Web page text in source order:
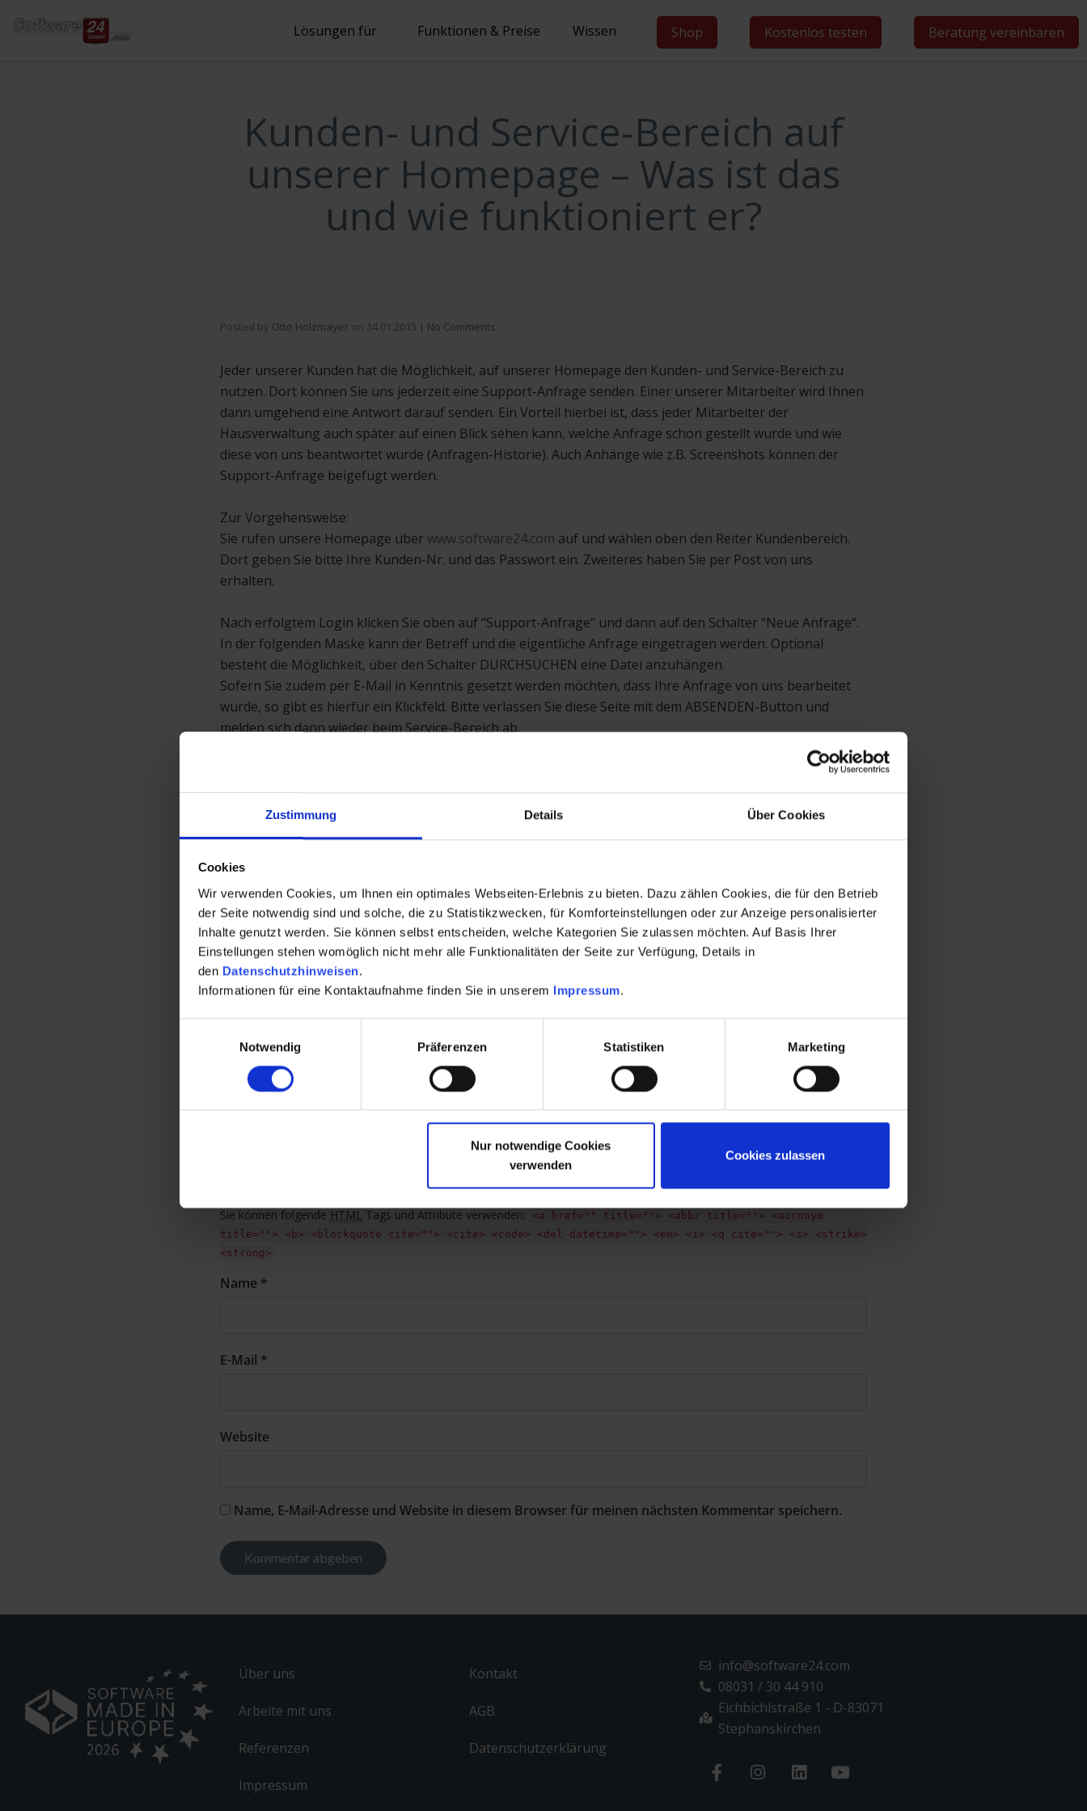
Zustimmung Details Über Cookies
Cookies
Wir verwenden Cookies, um Ihnen ein optimales Webseiten-Erlebnis zu bieten. Dazu zählen Cookies, die für den Betrieb
der Seite notwendig sind und solche, die zu Statistikzwecken, für Komforteinstellungen oder zur Anzeige personalisierter
Inhalte genutzt werden. Sie können selbst entscheiden, welche Kategorien Sie zulassen möchten. Auf Basis Ihrer
Einstellungen stehen womöglich nicht mehr alle Funktionalitäten der Seite zur Verfügung, Details in
den Datenschutzhinweisen.
Informationen für eine Kontaktaufnahme finden Sie in unserem Impressum.
Notwendig
Präferenzen Statistiken Marketing
Nur notwendige Cookies
verwenden
Cookies zulassen
springen
Lösungen für Funktionen & Preise Wissen Shop Kostenlos testen Beratung vereinbaren
Kunden- und Service-Bereich auf
unserer Homepage – Was ist das
und wie funktioniert er?
Posted by Otto Holzmayer on 14.01.2015 | No Comments
Jeder unserer Kunden hat die Möglichkeit, auf unserer Homepage den Kunden- und Service-Bereich zu
nutzen. Dort können Sie uns jederzeit eine Support-Anfrage senden. Einer unserer Mitarbeiter wird Ihnen
dann umgehend eine Antwort darauf senden. Ein Vorteil hierbei ist, dass jeder Mitarbeiter der
Hausverwaltung auch später auf einen Blick sehen kann, welche Anfrage schon gestellt wurde und wie
diese von uns beantwortet wurde (Anfragen-Historie). Auch Anhänge wie z.B. Screenshots können der
Support-Anfrage beigefügt werden.
Zur Vorgehensweise:
Sie rufen unsere Homepage überwww.software24.com auf und wählen oben den Reiter Kundenbereich.
Dort geben Sie bitte Ihre Kunden-Nr. und das Passwort ein. Zweiteres haben Sie per Post von uns
erhalten.
Nach erfolgtem Login klicken Sie oben auf “Support-Anfrage“ und dann auf den Schalter “Neue Anfrage“.
In der folgenden Maske kann der Betreff und die eigentliche Anfrage eingetragen werden. Optional
besteht die Möglichkeit, über den Schalter DURCHSUCHEN eine Datei anzuhängen.
Sofern Sie zudem per E-Mail in Kenntnis gesetzt werden möchten, dass Ihre Anfrage von uns bearbeitet
wurde, so gibt es hierfür ein Klickfeld. Bitte verlassen Sie diese Seite mit dem ABSENDEN-Button und
melden sich dann wieder beim Service-Bereich ab.
Wichtiger Hinweis: Bei Kunden, die den Service- und Support-Vertrag abgeschlossen haben, gilt bei
der Bearbeitung Ihrer Anfragen höchste Priorität!
Eine Antwort hinterlassen
Ihre E-Mail Adresse wird nicht veröffentlicht. Erforderliche Felder sind mit * gekennzeichnet.
Kommentar
Sie können folgende HTML Tags und Attribute verwenden:
<a href="" title=""> <abbr title=""> <acronym
title=""> <b> <blockquote cite=""> <cite> <code> <del datetime=""> <em> <i> <q cite=""> <s> <strike>
<strong>
Name *
E-Mail *
Website
Name, E-Mail-Adresse und Website in diesem Browser für meinen nächsten Kommentar speichern.
Über uns
Arbeite mit uns
Referenzen
Impressum
Kontakt
AGB
Datenschutzerklärung
info@software24.com
08031 / 30 44 910
Eichbichlstraße 1 - D-83071
Stephanskirchen